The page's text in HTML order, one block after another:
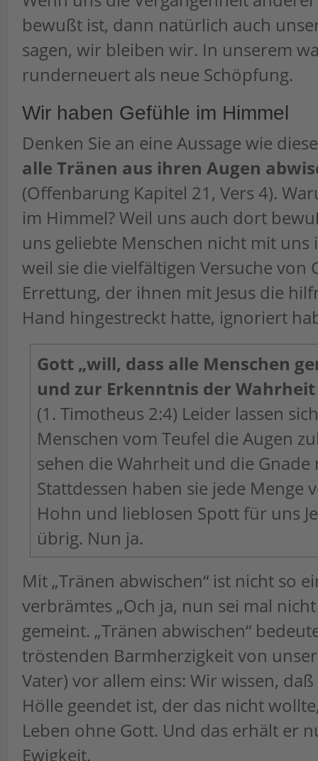
bewußt ist, dann natürlich auch
sagen, wir bleiben wir. In unserem
runderneuert als neue Schöpfung.
Wir haben Gefühle im Himmel
Denken Sie an eine Aussage wie
alle Tränen aus ihren Augen
(Offenbarung Kapitel 21, Vers 4).
im Himmel? Weil uns auch dort
uns geliebte Menschen nicht mit uns
weil sie die vielfältigen Versuche von
Errettung, der ihnen mit Jesus die
Hand hingestreckt hatte, ignoriert
Gott „will, dass alle Menschen
und zur Erkenntnis der Wahrheit
(1. Timotheus 2:4) Leider lassen
Menschen vom Teufel die Augen
sehen die Wahrheit und die Gnade
Stattdessen haben sie jede Menge
Hohn und lieblosen Spott für uns
übrig. Nun ja.
Mit „Tränen abwischen“ ist nicht so
verbrämtes „Och ja, nun sei mal
gemeint. „Tränen abwischen“
tröstenden Barmherzigkeit von
Vater) vor allem eins: Wir wissen,
Hölle geendet ist, der das nicht
Leben ohne Gott. Und das erhält er
Ewigkeit.